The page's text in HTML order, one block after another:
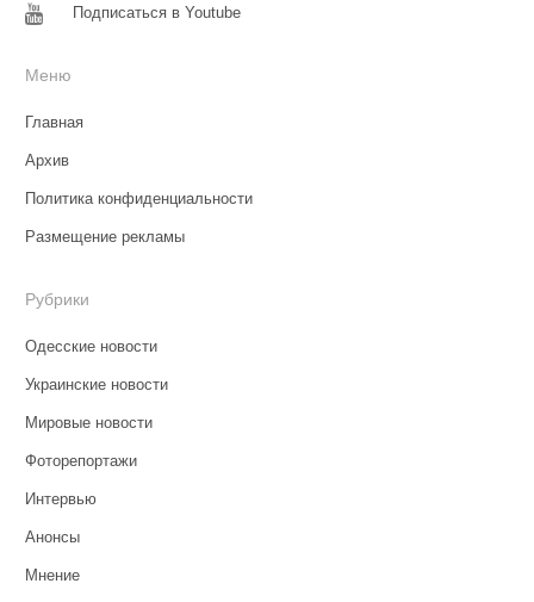
Подписаться в Youtube
Меню
Главная
Архив
Политика конфиденциальности
Размещение рекламы
Рубрики
Одесские новости
Украинские новости
Мировые новости
Фоторепортажи
Интервью
Анонсы
Мнение